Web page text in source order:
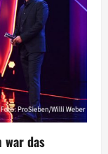
war das